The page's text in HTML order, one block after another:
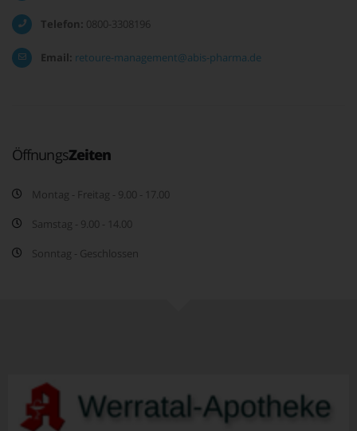
Telefon: 0800-3308196
Email: retoure-management@abis-pharma.de
ÖffnungsZeiten
Montag - Freitag - 9.00 - 17.00
Samstag - 9.00 - 14.00
Sonntag - Geschlossen